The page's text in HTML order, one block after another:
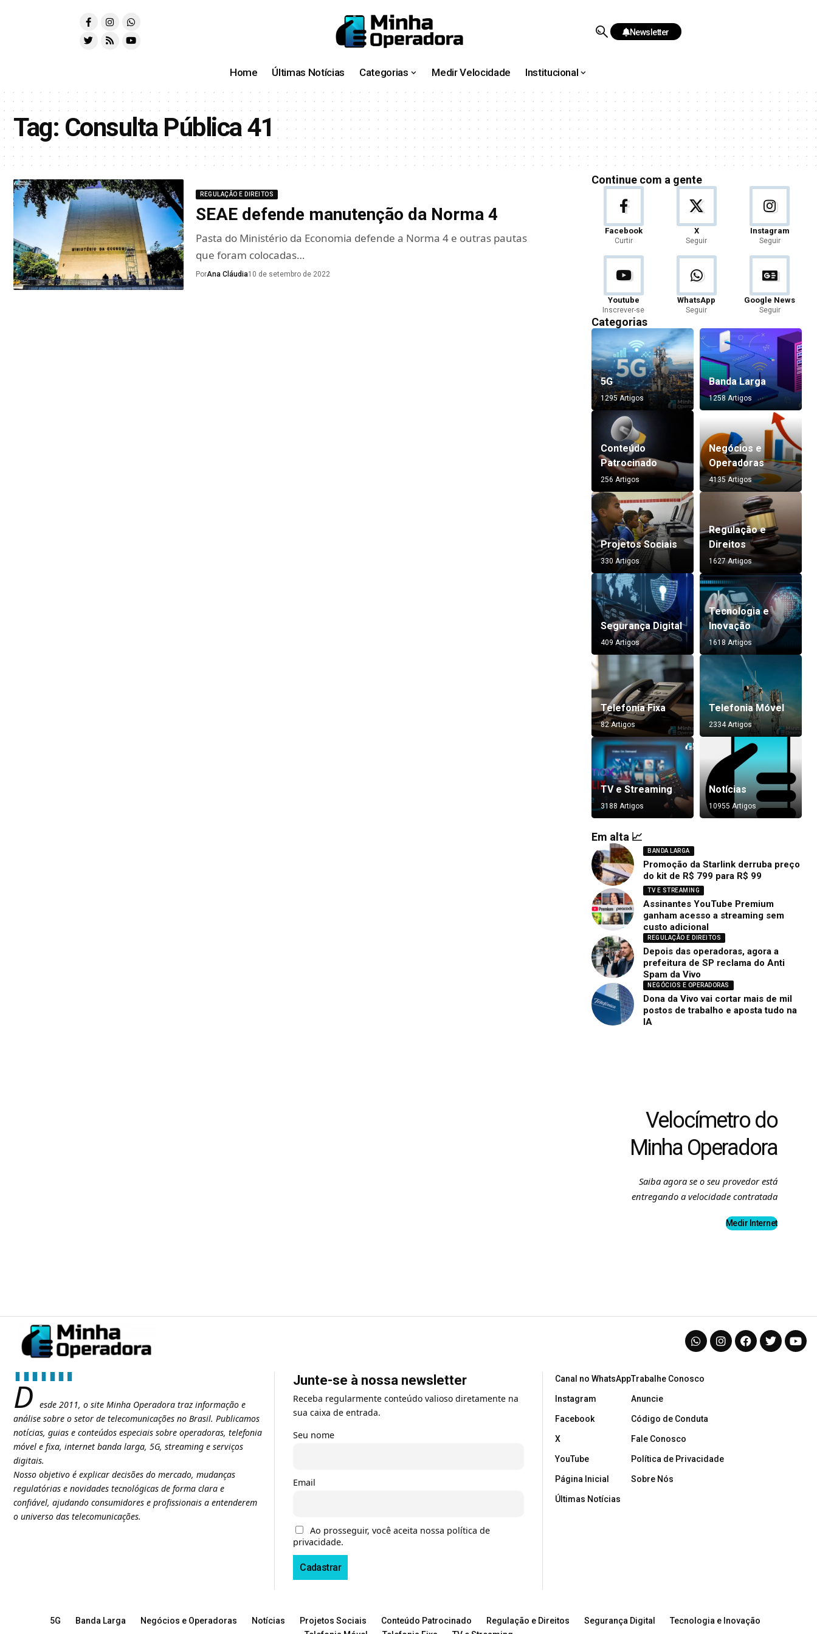
Newsletter
Home Últimas Notícias Categorias Medir Velocidade Institucional
Tag: Consulta Pública 41
REGULAÇÃO E DIREITOS
SEAE defende manutenção da Norma 4
Pasta do Ministério da Economia defende a Norma 4 e outras pautas
que foram colocadas…
PorAna Cláudia10 de setembro de 2022
Continue com a gente
Facebook
Curtir
X
Seguir
Instagram
Seguir
Youtube
Inscrever-se
WhatsApp
Seguir
Google News
Seguir
Categorias
5G
1295 Artigos
Banda Larga
1258 Artigos
Conteúdo
Patrocinado
256 Artigos
Negócios e
Operadoras
4135 Artigos
Projetos Sociais
330 Artigos
Regulação e
Direitos
1627 Artigos
Segurança Digital
409 Artigos
Tecnologia e
Inovação
1618 Artigos
Telefonia Fixa
82 Artigos
Telefonia Móvel
2334 Artigos
TV e Streaming
3188 Artigos
Notícias
10955 Artigos
Em alta 📈
BANDA LARGA
Promoção da Starlink derruba preço
do kit de R$ 799 para R$ 99
TV E STREAMING
Assinantes YouTube Premium
ganham acesso a streaming sem
custo adicional
REGULAÇÃO E DIREITOS
Depois das operadoras, agora a
prefeitura de SP reclama do Anti
Spam da Vivo
NEGÓCIOS E OPERADORAS
Dona da Vivo vai cortar mais de mil
postos de trabalho e aposta tudo na
IA
Velocímetro do
Minha Operadora
Saiba agora se o seu provedor está
entregando a velocidade contratada
Medir Internet
D esde 2011, o site Minha Operadora traz informação e
análise sobre o setor de telecomunicações no Brasil. Publicamos
notícias, guias e conteúdos especiais sobre operadoras, telefonia
móvel e fixa, internet banda larga, 5G, streaming e serviços
digitais.
Nosso objetivo é explicar decisões do mercado, mudanças
regulatórias e novidades tecnológicas de forma clara e
confiável, ajudando consumidores e profissionais a entenderem
o universo das telecomunicações.
Junte-se à nossa newsletter
Receba regularmente conteúdo valioso diretamente na
sua caixa de entrada.
Seu nome
Email
Ao prosseguir, você aceita nossa política de
privacidade.
Canal no WhatsApp
Instagram
Facebook
X
YouTube
Página Inicial
Últimas Notícias
Trabalhe Conosco
Anuncie
Código de Conduta
Fale Conosco
Política de Privacidade
Sobre Nós
5G Banda Larga Negócios e Operadoras Notícias Projetos Sociais Conteúdo Patrocinado Regulação e Direitos Segurança Digital
Tecnologia e Inovação